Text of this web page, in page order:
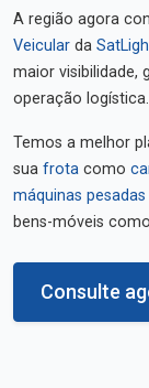
A região agora
Veicular da
maior visibilidade,
operação logística.
Temos a melhor
sua frota como
máquinas pesadas
bens-móveis como
Consulte